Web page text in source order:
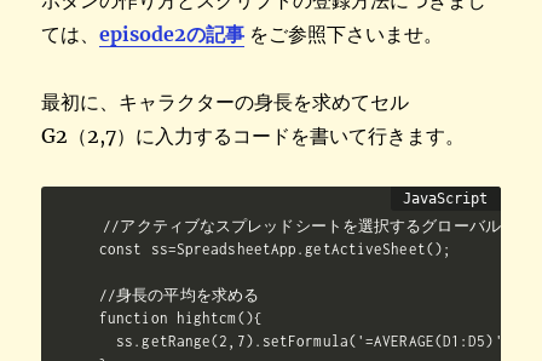
ては、episode2の記事 をご参照下さいませ。
最初に、キャラクターの身長を求めてセル
G2（2,7）に入力するコードを書いて行きます。
//アクティブなスプレッドシートを選択するグローバル領域
const ss=SpreadsheetApp.getActiveSheet();
//身長の平均を求める
function hightcm(){
  ss.getRange(2,7).setFormula('=AVERAGE(D1:D5)');